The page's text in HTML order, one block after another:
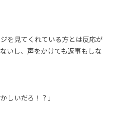
を見てくれている方とは反応が
いし、声をかけても返事もしな
しいだろ！？」